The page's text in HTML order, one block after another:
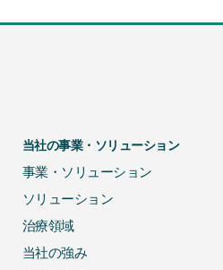
当社の事業・ソリューション
事業・ソリューション
ソリューション
治療領域
当社の強み